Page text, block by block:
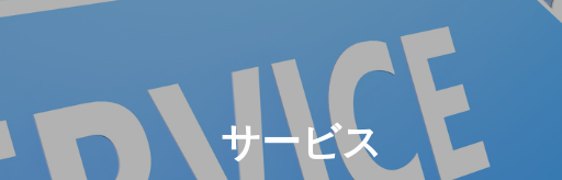
企業理念
OUTLINE
サービス